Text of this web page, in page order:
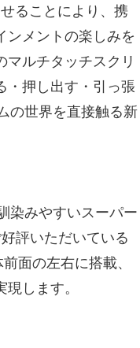
ることにより、携
ンメントの楽しみを
マルチタッチスクリ
・押し出す・引っ張
の世界を直接触る新
染みやすいスーパー
評いただいている
面の左右に搭載、
します。